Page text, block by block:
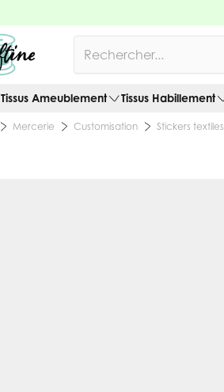
Tissus Ameublement Tissus Habillement
Mercerie Customisation Stickers textiles